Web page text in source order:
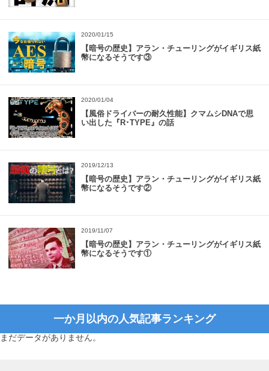
2020/01/15
【暗号の歴史】アラン・チューリングがイギリス紙
幣になるそうです③
2020/01/04
【風俗ドライバーの耐久性能】クマムシDNAで思
い出した『R･TYPE』の話
2019/12/13
【暗号の歴史】アラン・チューリングがイギリス紙
幣になるそうです②
2019/11/07
【暗号の歴史】アラン・チューリングがイギリス紙
幣になるそうです①
一か月以内の人気記事ランキング
まだデータがありません。